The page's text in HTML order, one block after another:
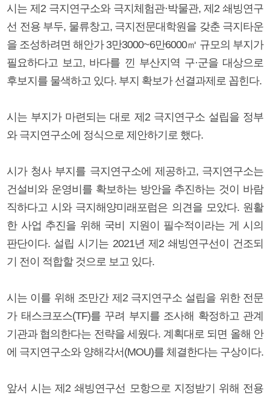
시는 제2 극지연구소와 극지체험관·박물관, 제2 쇄빙연구
선 전용 부두, 물류창고, 극지전문대학원을 갖춘 극지타운
을 조성하려면 해안가 3만3000~6만6000㎡ 규모의 부지가
필요하다고 보고, 바다를 낀 부산지역 구·군을 대상으로
후보지를 물색하고 있다. 부지 확보가 선결과제로 꼽힌다.
시는 부지가 마련되는 대로 제2 극지연구소 설립을 정부
와 극지연구소에 정식으로 제안하기로 했다.
시가 청사 부지를 극지연구소에 제공하고, 극지연구소는
건설비와 운영비를 확보하는 방안을 추진하는 것이 바람
직하다고 시와 극지해양미래포럼은 의견을 모았다. 원활
한 사업 추진을 위해 국비 지원이 필수적이라는 게 시의
판단이다. 설립 시기는 2021년 제2 쇄빙연구선이 건조되
기 전이 적합할 것으로 보고 있다.
시는 이를 위해 조만간 제2 극지연구소 설립을 위한 전문
가 태스크포스(TF)를 꾸려 부지를 조사해 확정하고 관계
기관과 협의한다는 전략을 세웠다. 계획대로 되면 올해 안
에 극지연구소와 양해각서(MOU)를 체결한다는 구상이다.
앞서 시는 제2 쇄빙연구선 모항으로 지정받기 위해 전용